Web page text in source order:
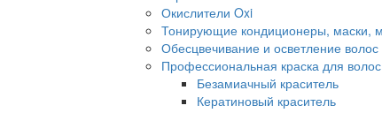
Окислители Oxi
Тонирующие кондиционеры, маски,
Обесцвечивание и осветление волос
Профессиональная краска для волос
Безамиачный краситель
Кератиновый краситель